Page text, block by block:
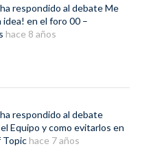
ha respondido al debateMe
idea! en el foro 00 –
hace 8 años
ha respondido al debate
Equipo y como evitarlos en
Topic hace 7 años